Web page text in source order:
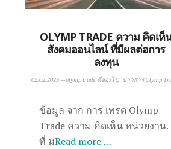
OLYMP TRADE ความ คิดเห็
สังคมออนไลน์ ที่มีผลต่อการ
ลงทุน
02.02.2023—olymp trade คืออะไร ข่าวสาร Olymp
ข้อมูล จาก การ เทรด Olymp
Trade ความ คิดเห็น หน่วยงาน.
ที่ มRead more …